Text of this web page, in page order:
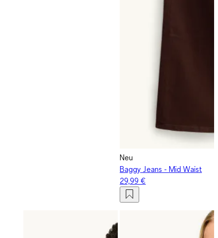
Neu
Baggy Jeans - Mid Waist
29,99 €